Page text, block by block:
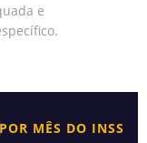
e
MÊS DO INSS